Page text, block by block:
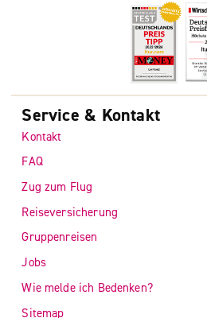
Service & Kontakt
Kontakt
FAQ
Zug zum Flug
Reiseversicherung
Gruppenreisen
Jobs
Wie melde ich Bedenken?
Sitemap